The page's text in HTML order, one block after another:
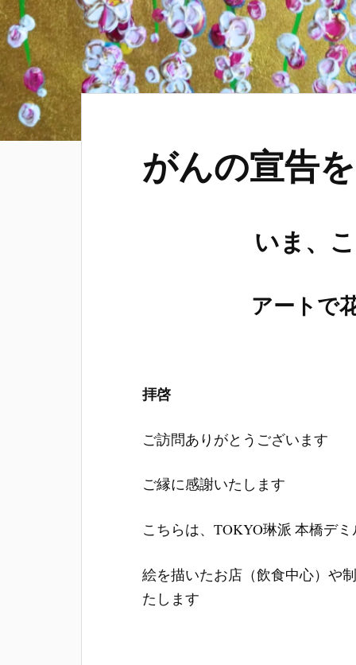
がんの宣告
いま、
アートで
拝啓
ご訪問ありがとうございます
ご縁に感謝いたします
こちらは、TOKYO琳派 本橋デ
絵を描いたお店（飲食中心）や
たします